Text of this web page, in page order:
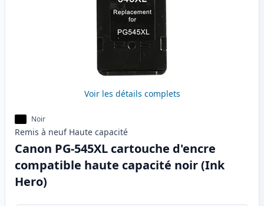
Voir les détails complets
Noir
Remis à neuf Haute capacité
Canon PG-545XL cartouche d'encre
compatible haute capacité noir (Ink
Hero)